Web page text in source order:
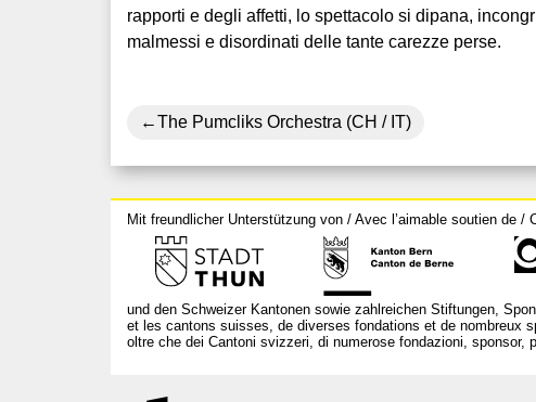
rapporti e degli affetti, lo spettacolo si dipana,
malmessi e disordinati delle tante carezze perse.
Navigazione
articoli
The Pumcliks Orchestra (CH / IT)
Mit freundlicher Unterstützung von / Avec l’aimable soutien de /
und den Schweizer Kantonen sowie zahlreichen Stiftungen,
et les cantons suisses, de diverses fondations et de nombreux
oltre che dei Cantoni svizzeri, di numerose fondazioni, sponsor,